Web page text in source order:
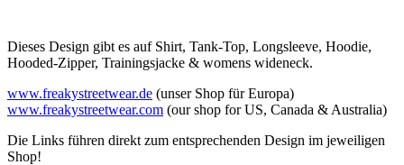
Dieses Design gibt es auf Shirt, Tank-Top, Longsleeve, Hoodie,
Hooded-Zipper, Trainingsjacke & womens wideneck.
www.freakystreetwear.de (unser Shop für Europa)
www.freakystreetwear.com (our shop for US, Canada & Australia)
Die Links führen direkt zum entsprechenden Design im jeweiligen
Shop!